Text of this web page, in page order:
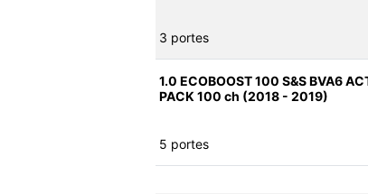
3 portes
1.0 ECOBOOST 100 S&S BVA6
PACK 100 ch (2018 - 2019)
5 portes